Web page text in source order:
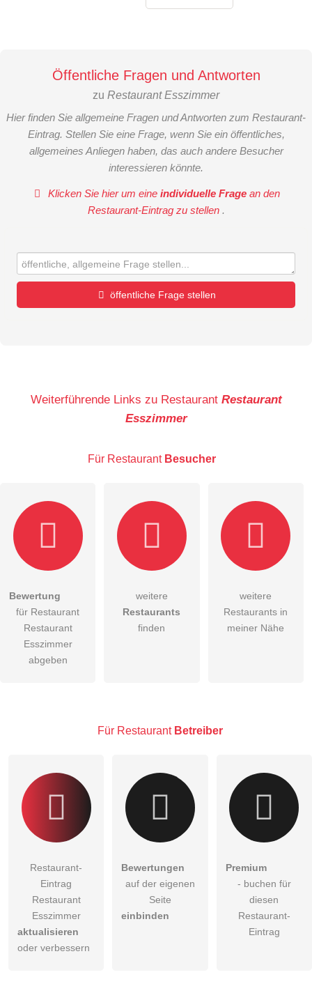
Öffentliche Fragen und Antworten
zu Restaurant Esszimmer
Hier finden Sie allgemeine Fragen und Antworten zum Restaurant-
Eintrag. Stellen Sie eine Frage, wenn Sie ein öffentliches,
allgemeines Anliegen haben, das auch andere Besucher
interessieren könnte.
Klicken Sie hier um eineindividuelle Frage an den
Restaurant-Eintrag zu stellen .
öffentliche Frage stellen
Die Datenschutzerklärunghabe ich zur Kenntnis genommen.
öffentliche Frage stellen
Restaurant-Eintrag zu stellen.
Weiterführende Links zu Restaurant Restaurant
Esszimmer
Für Restaurant Besucher
Bewertung
für Restaurant
Restaurant
Esszimmer
abgeben
weitere
Restaurants
finden
weitere
Restaurants in
meiner Nähe
Für Restaurant Betreiber
Restaurant-
Eintrag
Restaurant
Esszimmer
aktualisieren
oder verbessern
Bewertungen
auf der eigenen
Seite
einbinden
Premium
- buchen für
diesen
Restaurant-
Eintrag